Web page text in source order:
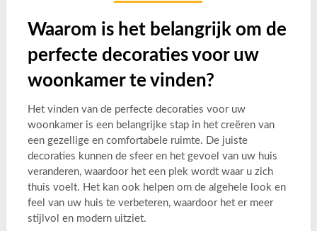
Waarom is het belangrijk om de
perfecte decoraties voor uw
woonkamer te vinden?
Het vinden van de perfecte decoraties voor uw
woonkamer is een belangrijke stap in het creëren van
een gezellige en comfortabele ruimte. De juiste
decoraties kunnen de sfeer en het gevoel van uw huis
veranderen, waardoor het een plek wordt waar u zich
thuis voelt. Het kan ook helpen om de algehele look en
feel van uw huis te verbeteren, waardoor het er meer
stijlvol en modern uitziet.